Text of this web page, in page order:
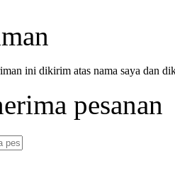
ini dikirim atas nama saya dan
pesanan